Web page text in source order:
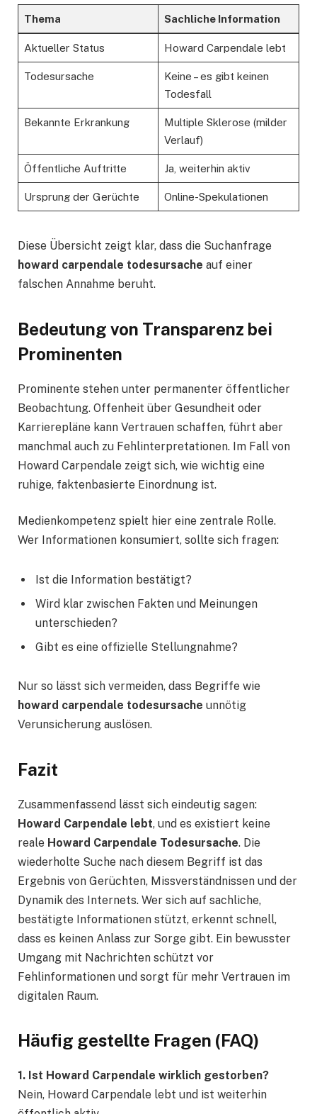
Thema Sachliche Information
Aktueller Status Howard Carpendale lebt
Todesursache
Keine – es gibt keinen
Todesfall
Bekannte Erkrankung
Multiple Sklerose (milder
Verlauf)
Öffentliche Auftritte Ja, weiterhin aktiv
Ursprung der Gerüchte Online-Spekulationen
Diese Übersicht zeigt klar, dass die Suchanfrage
howard carpendale todesursache auf einer
falschen Annahme beruht.
Bedeutung von Transparenz bei
Prominenten
Prominente stehen unter permanenter öffentlicher
Beobachtung. Offenheit über Gesundheit oder
Karrierepläne kann Vertrauen schaffen, führt aber
manchmal auch zu Fehlinterpretationen. Im Fall von
Howard Carpendale zeigt sich, wie wichtig eine
ruhige, faktenbasierte Einordnung ist.
Medienkompetenz spielt hier eine zentrale Rolle.
Wer Informationen konsumiert, sollte sich fragen:
Ist die Information bestätigt?
Wird klar zwischen Fakten und Meinungen
unterschieden?
Gibt es eine offizielle Stellungnahme?
Nur so lässt sich vermeiden, dass Begriffe wie
howard carpendale todesursache unnötig
Verunsicherung auslösen.
Fazit
Zusammenfassend lässt sich eindeutig sagen:
Howard Carpendale lebt, und es existiert keine
reale Howard Carpendale Todesursache. Die
wiederholte Suche nach diesem Begriff ist das
Ergebnis von Gerüchten, Missverständnissen und der
Dynamik des Internets. Wer sich auf sachliche,
bestätigte Informationen stützt, erkennt schnell,
dass es keinen Anlass zur Sorge gibt. Ein bewusster
Umgang mit Nachrichten schützt vor
Fehlinformationen und sorgt für mehr Vertrauen im
digitalen Raum.
Häufig gestellte Fragen (FAQ)
1. Ist Howard Carpendale wirklich gestorben?
Nein, Howard Carpendale lebt und ist weiterhin